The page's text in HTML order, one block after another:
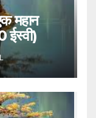
महान
ईस्वी)